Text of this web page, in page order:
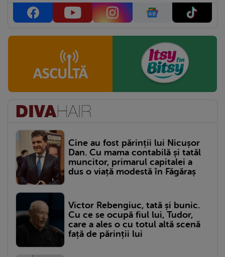
Cine au fost părinții lui Nicușor
Dan. Cu mama contabilă și tatăl
muncitor, primarul capitalei a
dus o viață modestă în Făgăraș
Victor Rebengiuc, tată și bunic.
Cu ce se ocupă fiul lui, Tudor,
care a ales o cu totul altă scenă
față de părinții lui